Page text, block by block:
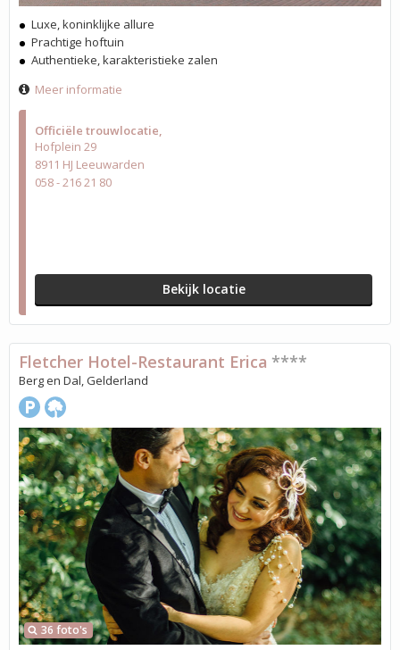
Officiële trouwlocatie
Hofplein 29
8911 HJ Leeuwarden
058 - 216 21 80
Bekijk locatie
Luxe, koninklijke allure
Prachtige hoftuin
Authentieke, karakteristieke zalen
Meer informatie
36 foto's
Fletcher Hotel-Restaurant Erica ****
Berg en Dal, Gelderland